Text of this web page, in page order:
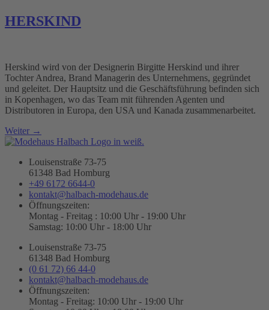
HERSKIND
Herskind wird von der Designerin Birgitte Herskind und ihrer
Tochter Andrea, Brand Managerin des Unternehmens, gegründet
und geleitet. Der Hauptsitz und die Geschäftsführung befinden sich
in Kopenhagen, wo das Team mit führenden Agenten und
Distributoren in Europa, den USA und Kanada zusammenarbeitet.
Weiter →
Louisenstraße 73-75
61348 Bad Homburg
+49 6172 6644-0
kontakt@halbach-modehaus.de
Öffnungszeiten:
Montag - Freitag : 10:00 Uhr - 19:00 Uhr
Samstag: 10:00 Uhr - 18:00 Uhr
Louisenstraße 73-75
61348 Bad Homburg
(0 61 72) 66 44-0
kontakt@halbach-modehaus.de
Öffnungszeiten:
Montag - Freitag: 10:00 Uhr - 19:00 Uhr